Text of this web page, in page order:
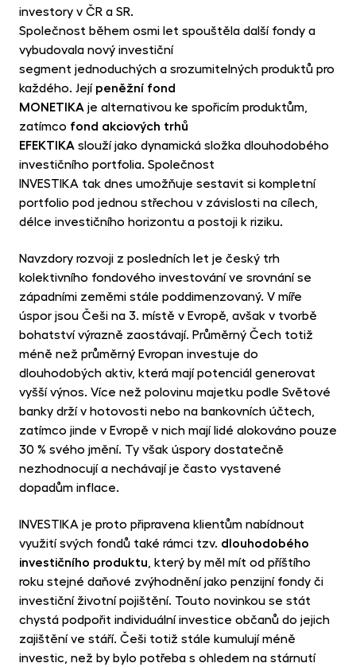
investory v ČR a SR.
Společnost během osmi let spouštěla další fondy a
vybudovala nový investiční
segment jednoduchých a srozumitelných produktů pro
každého. Její peněžní fond
MONETIKA je alternativou ke spořicím produktům,
zatímco fond akciových trhů
EFEKTIKA slouží jako dynamická složka dlouhodobého
investičního portfolia. Společnost
INVESTIKA tak dnes umožňuje sestavit si kompletní
portfolio pod jednou střechou v závislosti na cílech,
délce investičního horizontu a postoji k riziku.
Navzdory rozvoji z posledních let je český trh
kolektivního fondového investování ve srovnání se
západními zeměmi stále poddimenzovaný. V míře
úspor jsou Češi na 3. místě v Evropě, avšak v tvorbě
bohatství výrazně zaostávají. Průměrný Čech totiž
méně než průměrný Evropan investuje do
dlouhodobých aktiv, která mají potenciál generovat
vyšší výnos. Více než polovinu majetku podle Světové
banky drží v hotovosti nebo na bankovních účtech,
zatímco jinde v Evropě v nich mají lidé alokováno pouze
30 % svého jmění. Ty však úspory dostatečně
nezhodnocují a nechávají je často vystavené
dopadům inflace.
INVESTIKA je proto připravena klientům nabídnout
využití svých fondů také rámci tzv. dlouhodobého
investičního produktu, který by měl mít od příštího
roku stejné daňové zvýhodnění jako penzijní fondy či
investiční životní pojištění. Touto novinkou se stát
chystá podpořit individuální investice občanů do jejich
zajištění ve stáří. Češi totiž stále kumulují méně
investic, než by bylo potřeba s ohledem na stárnutí